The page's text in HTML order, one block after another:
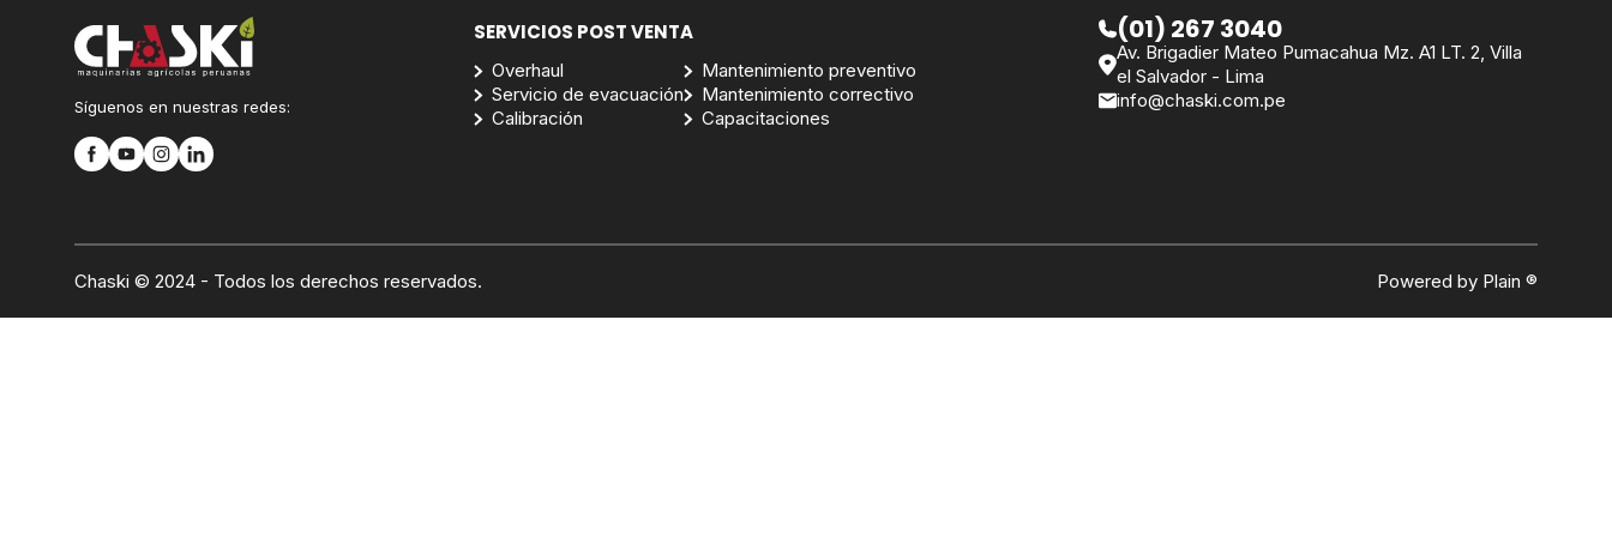
Síguenos en nuestras redes:
SERVICIOS POST VENTA
Overhaul
Servicio de evacuación
Calibración
Mantenimiento preventivo
Mantenimiento correctivo
Capacitaciones
(01) 267 3040
Av. Brigadier Mateo Pumacahua Mz. A1 LT. 2, Villa
el Salvador - Lima
info@chaski.com.pe
Chaski © 2024 - Todos los derechos reservados. Powered by Plain ®